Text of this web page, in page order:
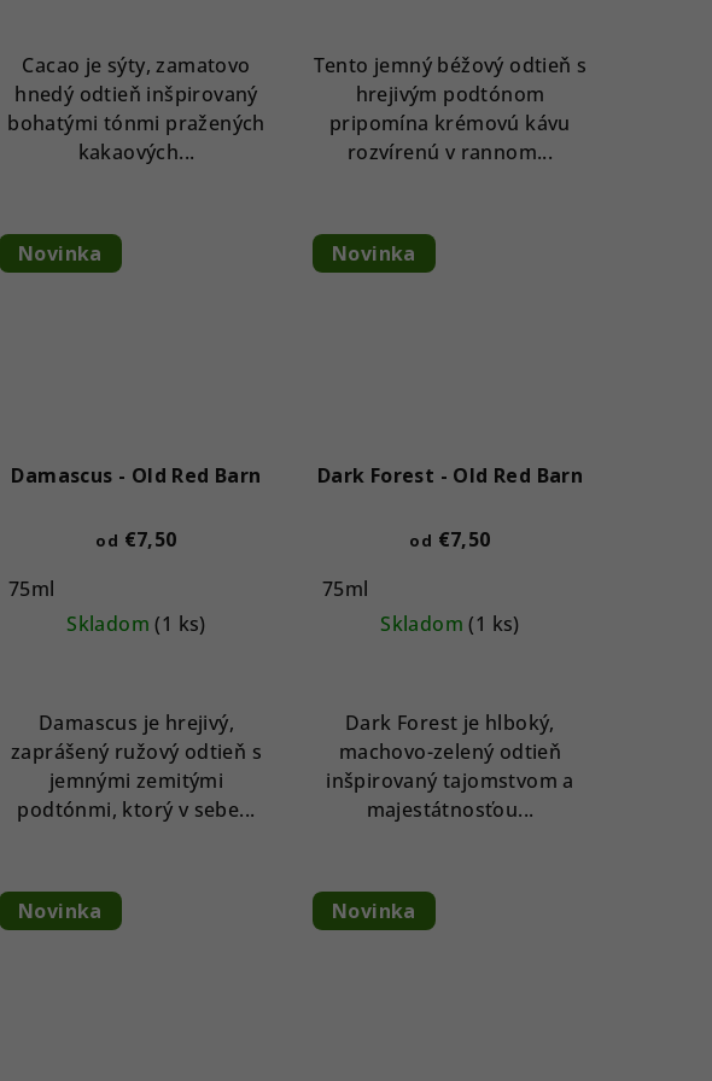
Cacao je sýty, zamatovo
hnedý odtieň inšpirovaný
bohatými tónmi pražených
kakaových...
Tento jemný béžový odtieň s
hrejivým podtónom
pripomína krémovú kávu
rozvírenú v rannom...
Novinka
Damascus - Old Red Barn
od €7,50
75ml
Skladom(1 ks)
Damascus je hrejivý,
zaprášený ružový odtieň s
jemnými zemitými
podtónmi, ktorý v sebe...
Novinka
Dark Forest - Old Red Barn
od €7,50
75ml
Skladom(1 ks)
Dark Forest je hlboký,
machovo-zelený odtieň
inšpirovaný tajomstvom a
majestátnosťou...
Novinka Novinka